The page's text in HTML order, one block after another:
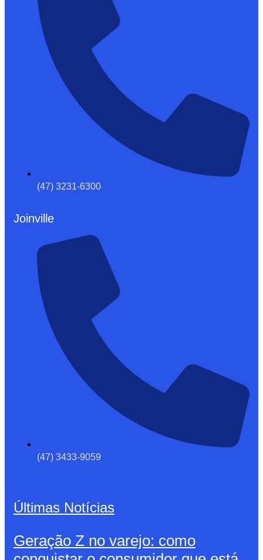
(47) 3231-6300
Joinville
(47) 3433-9059
Últimas Notícias
Geração Z no varejo: como